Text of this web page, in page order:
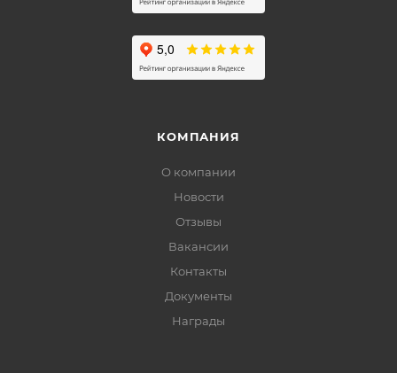
КОМПАНИЯ
О компании
Новости
Отзывы
Вакансии
Контакты
Документы
Награды